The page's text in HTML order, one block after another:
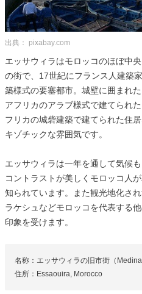
出典： pixabay.com
エッサウィラはモロッコのほぼ中
の街で、17世紀にフランス人建築
築様式の要塞都市。城壁に囲まれ
アフリカのアラブ様式で建てられ
フリカの城砦建築で建てられた住
キゾチックな雰囲気です。
エッサウィラは一年を通して気候
コントラストが美しくモロッコ人
知られています。また観光地化さ
ラケシュなどモロッコを代表する
印象を受けます。
名称：エッサウィラの旧市街（
住所：Essaouira, Morocco